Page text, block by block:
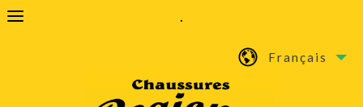
.
Français